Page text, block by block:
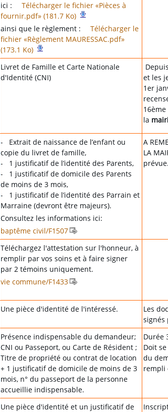
ici :
Télécharger le fichier «Pièces à
fournir.pdf» (181.7 Ko)
ainsi que le règlement :
Télécharger le
fichier «Règlement MAURESSAC.pdf»
(173.1 Ko)
Livret de Famille et Carte Nationale
d'Identité (CNI)
et les
1er
la
- Extrait de naissance de l’enfant ou
copie du livret de famille,
- 1 justificatif de l’identité des Parents,
- 1 justificatif de domicile des Parents
de moins de 3 mois,
- 1 justificatif de l’identité des Parrain et
Marraine (devront être majeurs).
Consultez les informations ici:
baptême civil/F1507
A
LA
prévue.
Téléchargez l'attestation sur l'honneur, à
remplir par vos soins et à faire signer
par 2 témoins uniquement.
vie commune/F1433
Une pièce d'identité de l'intéressé.
Les
signés
Présence indispensable du demandeur;
CNI ou Passeport, ou Carte de Résident ;
Titre de propriété ou contrat de location
+ 1 justificatif de domicile de moins de 3
mois, n° du passeport de la personne
accueillie indispensable.
Durée
Doit
du
rempli
Une pièce d'identité et un justificatif de